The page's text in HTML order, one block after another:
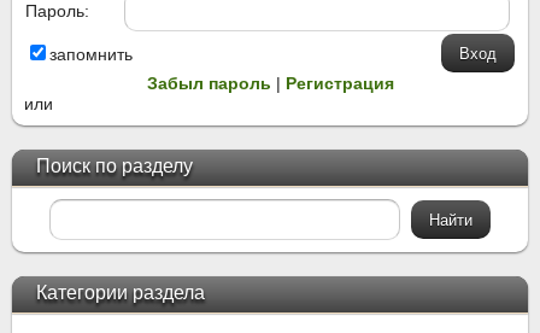
Пароль:
запомнить
Забыл пароль | Регистрация
или
Поиск по разделу
Категории раздела